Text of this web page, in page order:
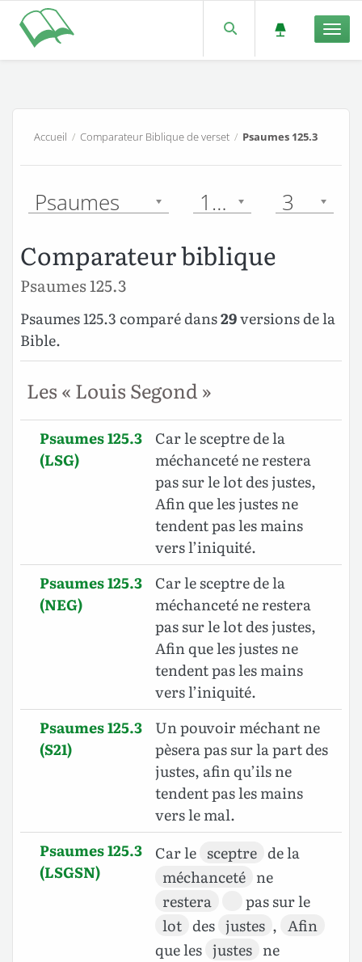
Accueil / Comparateur Biblique de verset/ Psaumes 125.3
Psaumes 125 3
Comparateur biblique
Psaumes 125.3
Psaumes 125.3 comparé dans29versions de la
Bible.
Les « Louis Segond »
Psaumes 125.3
(LSG)
Car le sceptre de la
méchanceté ne restera
pas sur le lot des justes,
Afin que les justes ne
tendent pas les mains
vers l’iniquité.
Psaumes 125.3
(NEG)
Car le sceptre de la
méchanceté ne restera
pas sur le lot des justes,
Afin que les justes ne
tendent pas les mains
vers l’iniquité.
Psaumes 125.3
(S21)
Un pouvoir méchant ne
pèsera pas sur la part des
justes, afin qu’ils ne
tendent pas les mains
vers le mal.
Psaumes 125.3
(LSGSN)
Car le sceptre de la
méchanceté ne
restera
pas sur le
lot des justes , Afin
que les justes ne